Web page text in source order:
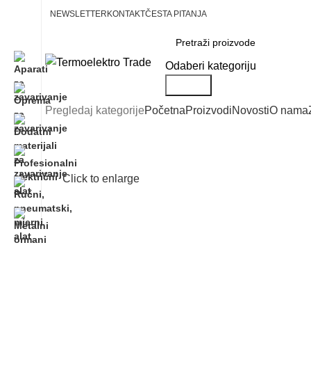
NEWSLETTER KONTAKTČESTA PITANJA
Odaberi kategoriju
Pregledaj kategorijePočetnaProizvodiNovostiO nama
Click to enlarge